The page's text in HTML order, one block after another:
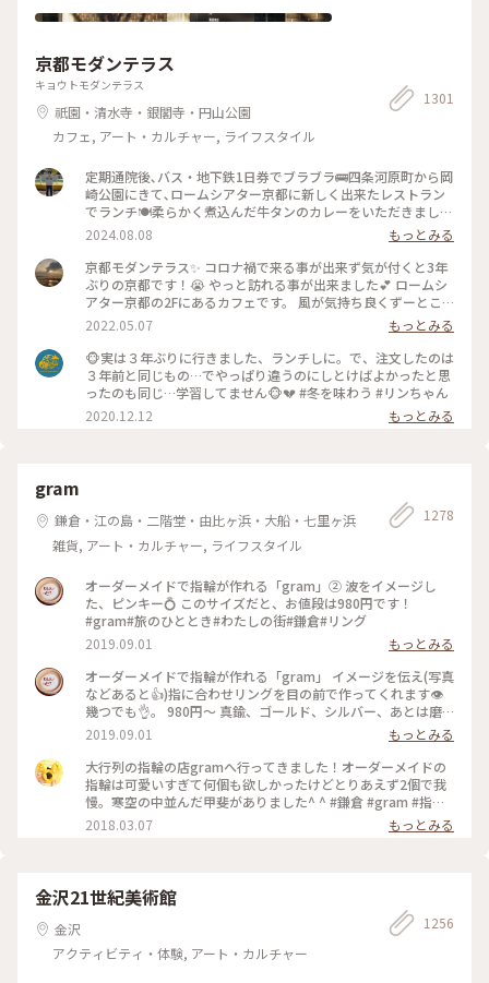
お花見 #桜
京都モダンテラス
キョウトモダンテラス
祇園・清水寺・銀閣寺・円山公園
カフェ, アート・カルチャー, ライフスタイル
1301
定期通院後､バス・地下鉄1日券でブラブラ🚌四条河原町から岡
崎公園にきて､ロームシアター京都に新しく出来たレストラン
でランチ🍽️柔らかく煮込んだ牛タンのカレーをいただきました
🍛 #グルメ #ランチ #カレー
2024.08.08
もっとみる
京都モダンテラス✨ コロナ禍で来る事が出来ず気が付くと3年
ぶりの京都です！😭 やっと訪れる事が出来ました💕 ロームシ
アター京都の2Fにあるカフェです。 風が気持ち良くずーとこ
こで時間を過ごしていたいカフェです🥰 スズメが残したケー
キのくずを食べにテーブルの上にやってきてました😆 #Myこ
とりっぷ #春風さんぽ
2022.05.07
もっとみる
🐵実は３年ぶりに行きました、ランチしに。で、注文したのは
３年前と同じもの…でやっぱり違うのにしとけばよかったと思
ったのも同じ…学習してません🐵💔 #冬を味わう #リンちゃん
2020.12.12
もっとみる
gram
鎌倉・江の島・二階堂・由比ヶ浜・大船・七里ヶ浜
雑貨, アート・カルチャー, ライフスタイル
1278
オーダーメイドで指輪が作れる「gram」② 波をイメージし
た、ピンキー💍 このサイズだと、お値段は980円です！
#gram#旅のひととき#わたしの街#鎌倉#リング
2019.09.01
もっとみる
オーダーメイドで指輪が作れる「gram」 イメージを伝え(写真
などあると👍)指に合わせリングを目の前で作ってくれます👁
幾つでも👌。 980円〜 真鍮、ゴールド、シルバー、あとは磨
きをかけるかマットな感じにするか💍😊✨✨ 今回は、左からピ
ンキー、中指、親指と作りました😅 いつもは行列がすごいの
に、この日、整理券なし、30分並び入れました😱😱‼️(平日の
夕方) 皆さん、カップルもいだけど、グループで来られ旅の思
い出に作られたりしている方が多かったです😊 まさか、入れ
ると思わなかったので、待ち時間に情報収集し勢いで作ったリ
ング。それでも、なんだか愛着がわきますね… 次は、重ね付け
2019.09.01
もっとみる
大行列の指輪の店gramへ行ってきました！オーダーメイドの
指輪は可愛いすぎて何個も欲しかったけどとりあえず2個で我
慢。寒空の中並んだ甲斐がありました^ ^ #鎌倉 #gram #指輪
#オーダーメイド
2018.03.07 もっとみる
金沢21世紀美術館
金沢
アクティビティ・体験, アート・カルチャー
1256